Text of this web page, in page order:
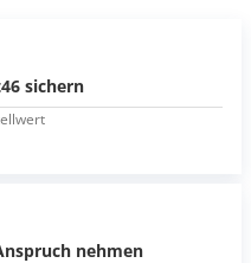
sichern
nehmen